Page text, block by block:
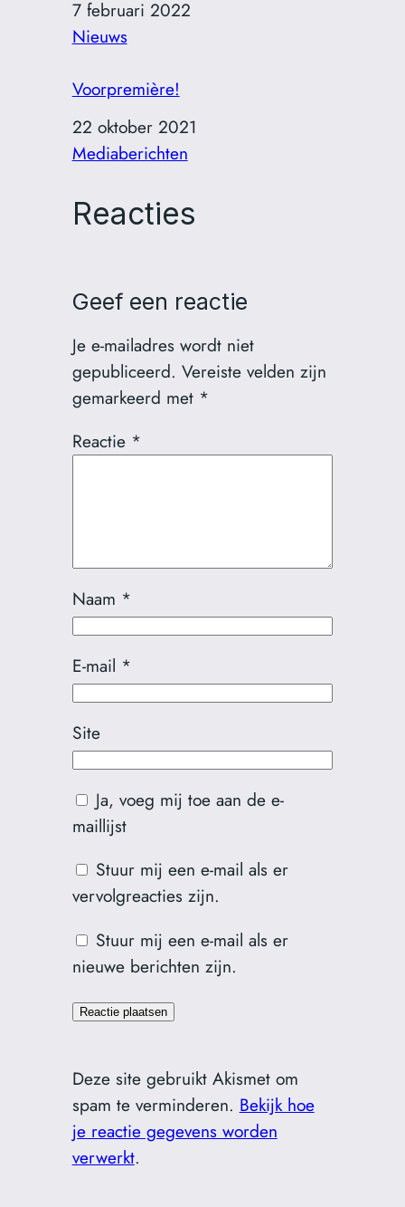
Datum
7 februari 2022
In relatie tot
Nieuws
Voorpremière!
Datum
22 oktober 2021
In relatie tot
Mediaberichten
Reacties
Geef een reactie
Je e-mailadres wordt niet
gepubliceerd. Vereiste velden zijn
gemarkeerd met *
Reactie *
Naam *
E-mail *
Site
Ja, voeg mij toe aan de e-
maillijst
Stuur mij een e-mail als er
vervolgreacties zijn.
Stuur mij een e-mail als er
nieuwe berichten zijn.
Deze site gebruikt Akismet om
spam te verminderen. Bekijk hoe
je reactie gegevens worden
verwerkt.